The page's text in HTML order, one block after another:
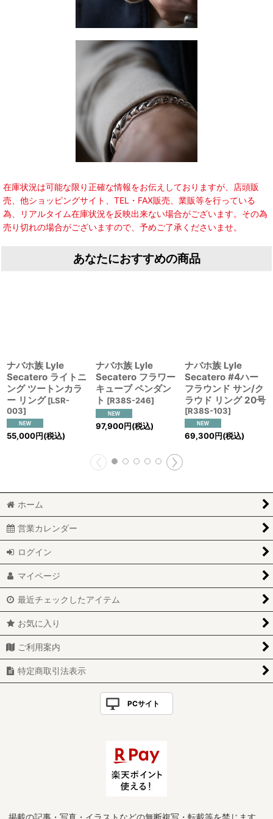
在庫状況は可能な限り正確な情報をお伝えしておりますが、店頭販
売、他ショッピングサイト、TEL・FAX販売、業販等を行っている
為、リアルタイム在庫状況を反映出来ない場合がございます。その為
売り切れの場合がございますので、予めご了承くださいませ。
あなたにおすすめの商品
ナバホ族 Lyle
Secatero ライトニ
ング ツートンカラ
ー リング [LSR-
003]
55,000円(税込)
ナバホ族 Lyle
Secatero フラワー
キューブ ペンダン
ト [R38S-246]
97,900円(税込)
ナバホ族 Lyle
Secatero #4ハー
フラウンド サン/ク
ラウド リング 20号
[R38S-103]
69,300円(税込)
ホーム
営業カレンダー
ログイン
マイページ
最近チェックしたアイテム
お気に入り
ご利用案内
特定商取引法表示
PCサイト
掲載の記事・写真・イラストなどの無断複写・転載等を禁じます。